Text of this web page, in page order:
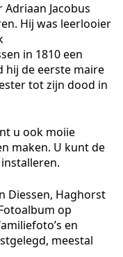
Jacobus
Hij was leerlooier
in 1810 een
hij de eerste maire
tot zijn dood in
u ook moiie
maken. U kunt de
Diessen, Haghorst
op
en
meestal